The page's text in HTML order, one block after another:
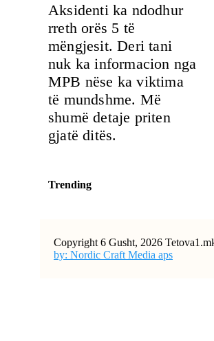
Aksidenti ka ndodhur
rreth orës 5 të
mëngjesit. Deri tani
nuk ka informacion nga
MPB nëse ka viktima
të mundshme. Më
shumë detaje priten
gjatë ditës.
Trending
Copyright 6 Gusht, 2026
by: Nordic Craft Media aps